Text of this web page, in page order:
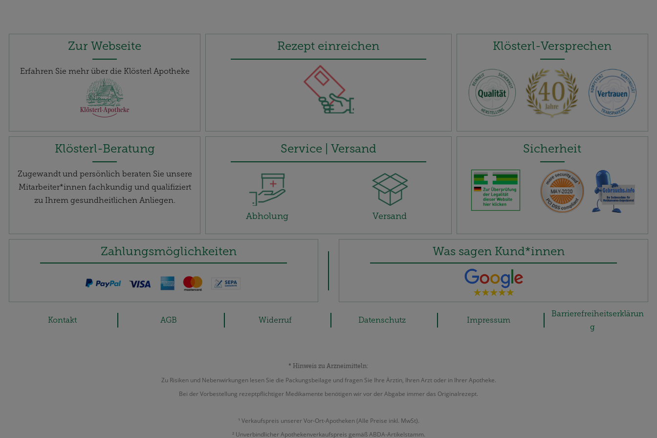
Zur Webseite
Erfahren Sie mehr über die Klösterl Apotheke
Klösterl-Beratung
Zugewandt und persönlich beraten Sie unsere
Mitarbeiter*innen fachkundig und qualifiziert
zu Ihrem gesundheitlichen Anliegen.
Rezept einreichen
Service | Versand
Abholung Versand
Klösterl-Versprechen
Sicherheit
Zahlungsmöglichkeiten Was sagen Kund*innen
Kontakt AGB Widerruf Datenschutz Impressum
Barrierefreiheitserklärun
g
* Hinweis zu Arzneimitteln:
Zu Risiken und Nebenwirkungen lesen Sie die Packungsbeilage und fragen Sie Ihre Ärztin, Ihren Arzt oder in Ihrer Apotheke.
Bei der Vorbestellung rezeptpflichtiger Medikamente benötigen wir vor der Abgabe immer das Originalrezept.
¹ Verkaufspreis unserer Vor-Ort-Apotheken (Alle Preise inkl. MwSt).
² Unverbindlicher Apothekenverkaufspreis gemäß ABDA-Artikelstamm.